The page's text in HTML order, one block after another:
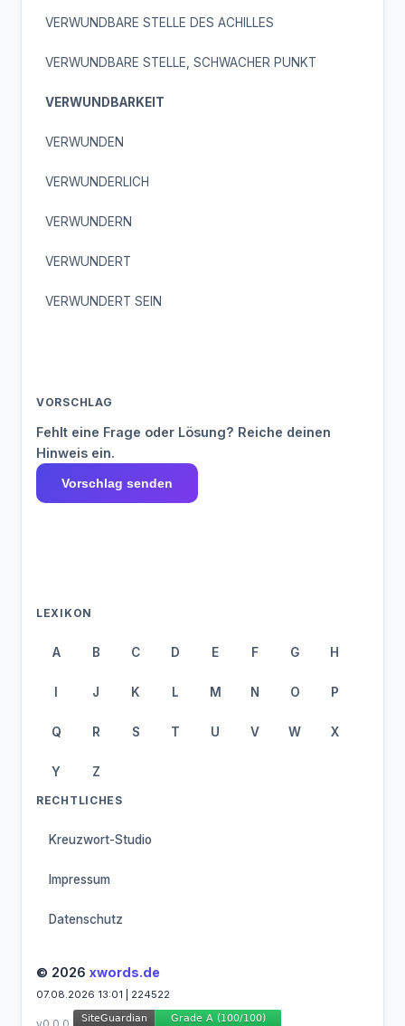
VERWUNDBARE STELLE DES ACHILLES
VERWUNDBARE STELLE, SCHWACHER PUNKT
VERWUNDBARKEIT
VERWUNDEN
VERWUNDERLICH
VERWUNDERN
VERWUNDERT
VERWUNDERT SEIN
VORSCHLAG
Fehlt eine Frage oder Lösung? Reiche deinen
Hinweis ein.
Vorschlag senden
LEXIKON
A B C D E F G H
I J K L M N O P
Q R S T U V W X
Y Z
RECHTLICHES
Kreuzwort-Studio
Impressum
Datenschutz
© 2026 xwords.de
07.08.2026 13:01 | 224522